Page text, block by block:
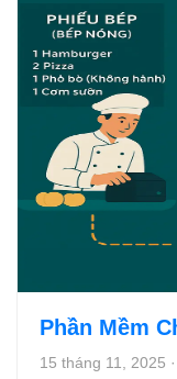
Phần Mềm
15 tháng 11, 2025 ·